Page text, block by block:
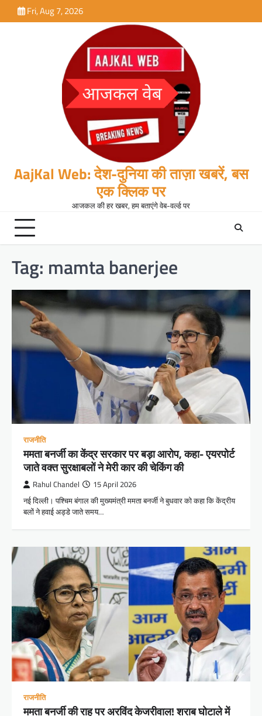
to
Fri, Aug 7, 2026
AajKal Web: देश-दुनिया की ताज़ा खबरें, बस
एक क्लिक पर
आजकल की हर खबर, हम बताएंगे वेब-वर्ल्ड पर
Tag: mamta banerjee
राजनीति
ममता बनर्जी का केंद्र सरकार पर बड़ा आरोप, कहा- एयरपोर्ट
जाते वक्त सुरक्षाबलों ने मेरी कार की चेकिंग की
Rahul Chandel 15 April 2026
नई दिल्ली। पश्चिम बंगाल की मुख्यमंत्री ममता बनर्जी ने बुधवार को कहा कि केंद्रीय
बलों ने हवाई अड्डे जाते समय…
राजनीति
ममता बनर्जी की राह पर अरविंद केजरीवाल! शराब घोटाले में